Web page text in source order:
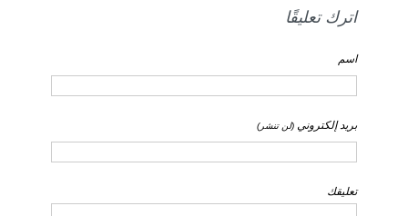
اترك تعليقًا
اسم
بريد إلكتروني (لن تنشر)
تعليقك